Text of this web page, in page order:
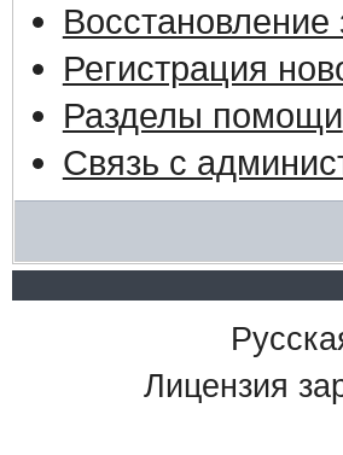
Восстановление
Регистрация
Разделы помощи
Связь с
Лицензия